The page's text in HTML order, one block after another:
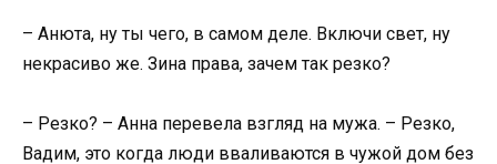
– Анюта, ну ты чего, в самом деле. Включи свет, ну
некрасиво же. Зина права, зачем так резко?
– Резко? – Анна перевела взгляд на мужа. – Резко,
Вадим, это когда люди вваливаются в чужой дом без